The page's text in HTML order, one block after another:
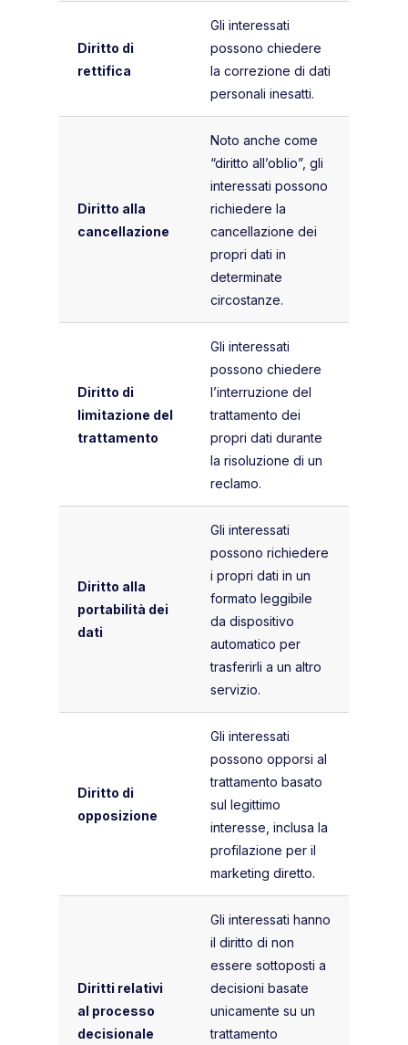
Diritto di
rettifica
Gli interessati
possono chiedere
la correzione di dati
personali inesatti.
Diritto alla
cancellazione
Noto anche come
“diritto all’oblio”, gli
interessati possono
richiedere la
cancellazione dei
propri dati in
determinate
circostanze.
Diritto di
limitazione del
trattamento
Gli interessati
possono chiedere
l’interruzione del
trattamento dei
propri dati durante
la risoluzione di un
reclamo.
Diritto alla
portabilità dei
dati
Gli interessati
possono richiedere
i propri dati in un
formato leggibile
da dispositivo
automatico per
trasferirli a un altro
servizio.
Diritto di
opposizione
Gli interessati
possono opporsi al
trattamento basato
sul legittimo
interesse, inclusa la
profilazione per il
marketing diretto.
Diritti relativi
al processo
decisionale
Gli interessati hanno
il diritto di non
essere sottoposti a
decisioni basate
unicamente su un
trattamento